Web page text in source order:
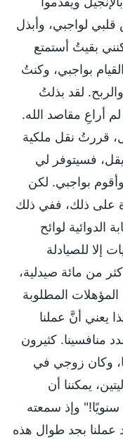
لواجبي، وأبذل
بقيتُ أستمتع
بواجبي، وكنتُ
لقد بذلتُ
أراعِ مقاصد الله.
قررتُ نقل ملكية
فسيتوفر لي
بواجبي. لكن
على ذلك، ففي ذلك
الدوائية لوائح
إلا للصيادلة
من مائة صيدلية،
المطلوبة
يعني أنَّ عملنا
منافسينا. كثيرون
وكان زوجي في
يمكننا أن
400 ألف يوان سنويًا!" وإذ سمعته
بجد طوال هذه